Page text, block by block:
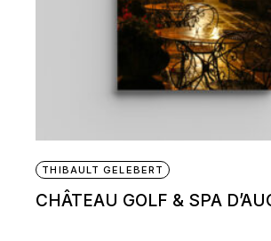
THIBAULT GELEBERT
CHÂTEAU GOLF & SPA